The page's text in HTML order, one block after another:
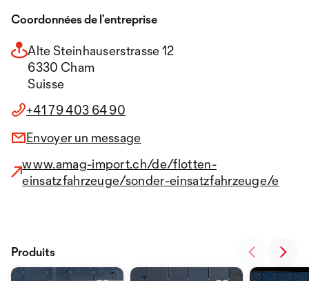
Coordonnées de l’entreprise
Alte Steinhauserstrasse 12
6330 Cham
Suisse
+41 79 403 64 90
Envoyer un message
www.amag-import.ch/de/flotten-
einsatzfahrzeuge/sonder-einsatzfahrzeuge/e
Produits